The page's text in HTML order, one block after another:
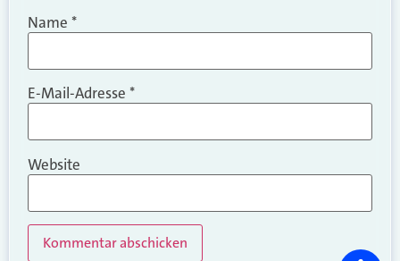
Name *
E-Mail-Adresse *
Website